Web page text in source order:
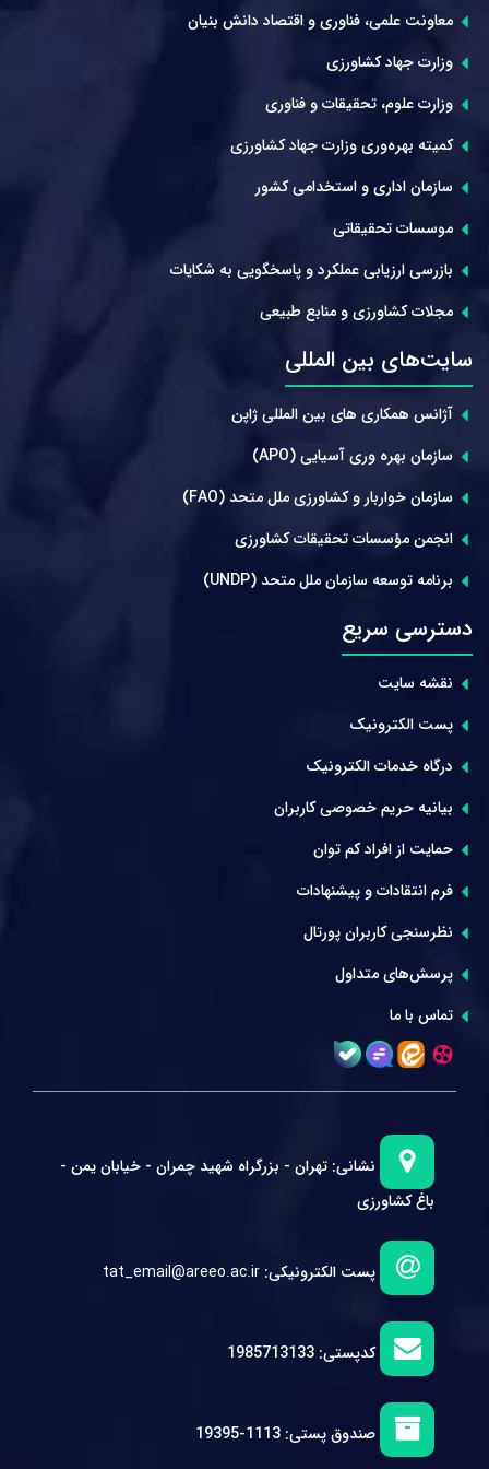
معاونت علمی، فناوری و اقتصاد دانش بنیان
وزارت جهاد کشاورزی
وزارت علوم، تحقیقات و فناوری
کمیته بهره‌وری وزارت جهاد کشاورزی
سازمان اداری و استخدامی کشور
موسسات تحقیقاتی
بازرسی ارزیابی عملکرد و پاسخگویی به شکایات
مجلات کشاورزی و منابع طبیعی
سایت‌های بین المللی
آژانس همکاری های بین المللی ژاپن
سازمان بهره وری آسیایی (APO)
سازمان خواربار و کشاورزی ملل متحد (FAO)
انجمن مؤسسات تحقیقات کشاورزی
برنامه توسعه سازمان ملل متحد (UNDP)
دسترسی سریع
نقشه سایت
پست الکترونیک
درگاه خدمات الکترونیک
بیانیه حریم خصوصی کاربران
حمایت از افراد کم توان
فرم انتقادات و پیشنهادات
نظرسنجی کاربران پورتال
پرسش‌های متداول
تماس با ما
نشانی: تهران - بزرگراه شهید چمران - خیابان یمن -
باغ کشاورزی
پست الکترونیکی: tat_email@areeo.ac.ir
کدپستی: 1985713133
صندوق پستی: 1113-19395